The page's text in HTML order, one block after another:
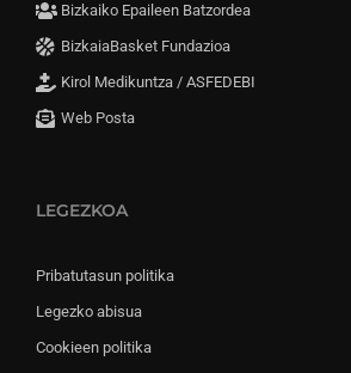
Bizkaiko Epaileen Batzordea
BizkaiaBasket Fundazioa
Kirol Medikuntza / ASFEDEBI
Web Posta
LEGEZKOA
Pribatutasun politika
Legezko abisua
Cookieen politika